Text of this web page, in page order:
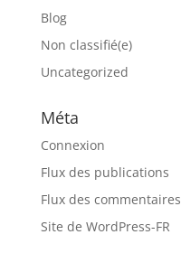
Blog
Non classifié(e)
Uncategorized
Méta
Connexion
Flux des publications
Flux des commentaires
Site de WordPress-FR